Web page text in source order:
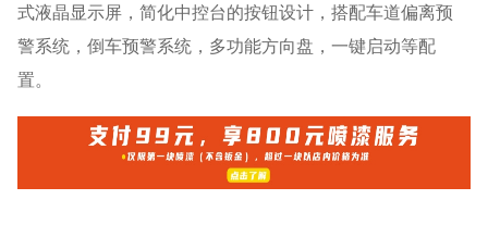
式液晶显示屏，简化中控台的按钮设计，搭配车道偏离预
警系统，倒车预警系统，多功能方向盘，一键启动等配
置。